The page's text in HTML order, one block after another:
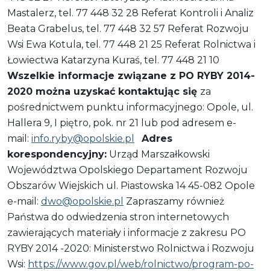
Mastalerz, tel. 77 448 32 28 Referat Kontroli i Analiz
Beata Grabelus, tel. 77 448 32 57 Referat Rozwoju
Wsi Ewa Kotula, tel. 77 448 21 25 Referat Rolnictwa i
Łowiectwa Katarzyna Kuraś, tel. 77 448 21 10
Wszelkie informacje związane z PO RYBY 2014-
2020 można uzyskać kontaktując się za
pośrednictwem punktu informacyjnego: Opole, ul.
Hallera 9, I piętro, pok. nr 21 lub pod adresem e-
mail: info.ryby@opolskie.pl
Adres
korespondencyjny: Urząd Marszałkowski
Województwa Opolskiego Departament Rozwoju
Obszarów Wiejskich ul. Piastowska 14 45-082 Opole
e-mail: dwo@opolskie.pl Zapraszamy również
Państwa do odwiedzenia stron internetowych
zawierających materiały i informacje z zakresu PO
RYBY 2014 -2020: Ministerstwo Rolnictwa i Rozwoju
Wsi: https://www.gov.pl/web/rolnictwo/program-po-